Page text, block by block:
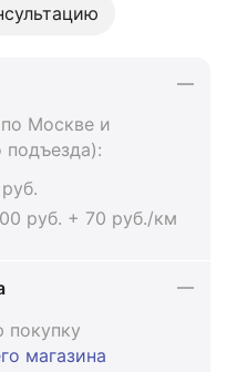
Москве и
руб. + 70 руб./км
покупку
магазина